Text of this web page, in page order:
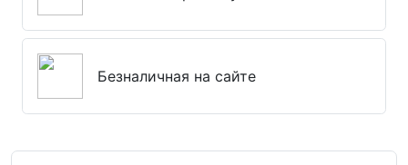
Безналичная на сайте